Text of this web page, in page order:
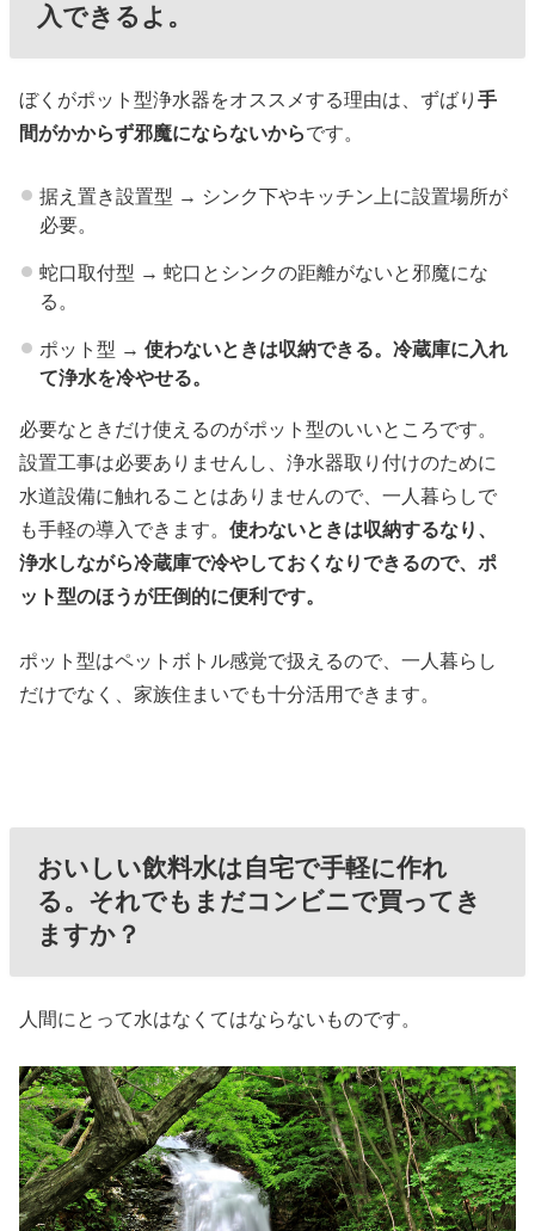
入できるよ。
ぼくがポット型浄水器をオススメする理由は、ずばり手
間がかからず邪魔にならないからです。
据え置き設置型 → シンク下やキッチン上に設置場所が
必要。
蛇口取付型 → 蛇口とシンクの距離がないと邪魔にな
る。
ポット型 → 使わないときは収納できる。冷蔵庫に入れ
て浄水を冷やせる。
必要なときだけ使えるのがポット型のいいところです。
設置工事は必要ありませんし、浄水器取り付けのために
水道設備に触れることはありませんので、一人暮らしで
も手軽の導入できます。使わないときは収納するなり、
浄水しながら冷蔵庫で冷やしておくなりできるので、ポ
ット型のほうが圧倒的に便利です。
ポット型はペットボトル感覚で扱えるので、一人暮らし
だけでなく、家族住まいでも十分活用できます。
おいしい飲料水は自宅で手軽に作れ
る。それでもまだコンビニで買ってき
ますか？
人間にとって水はなくてはならないものです。